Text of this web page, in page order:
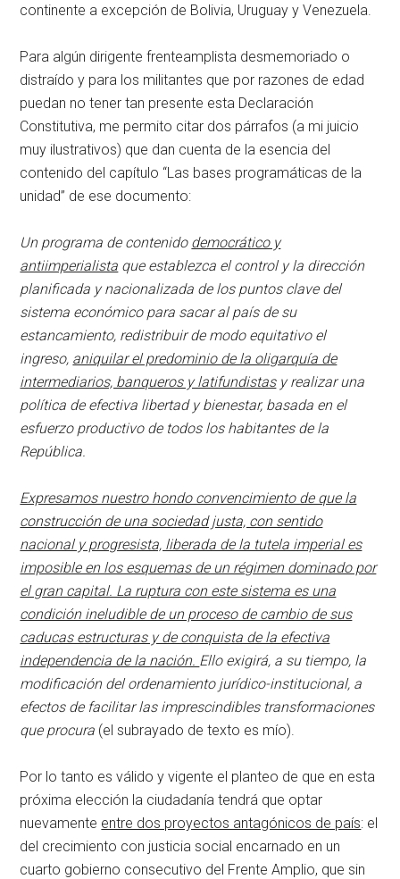
continente a excepción de Bolivia, Uruguay y Venezuela.
Para algún dirigente frenteamplista desmemoriado o
distraído y para los militantes que por razones de edad
puedan no tener tan presente esta Declaración
Constitutiva, me permito citar dos párrafos (a mi juicio
muy ilustrativos) que dan cuenta de la esencia del
contenido del capítulo “Las bases programáticas de la
unidad” de ese documento:
Un programa de contenido democrático y
antiimperialista que establezca el control y la dirección
planificada y nacionalizada de los puntos clave del
sistema económico para sacar al país de su
estancamiento, redistribuir de modo equitativo el
ingreso, aniquilar el predominio de la oligarquía de
intermediarios, banqueros y latifundistasy realizar una
política de efectiva libertad y bienestar, basada en el
esfuerzo productivo de todos los habitantes de la
República.
Expresamos nuestro hondo convencimiento de que la
construcción de una sociedad justa, con sentido
nacional y progresista, liberada de la tutela imperial es
imposible en los esquemas de un régimen dominado por
el gran capital. La ruptura con este sistema es una
condición ineludible de un proceso de cambio de sus
caducas estructuras y de conquista de la efectiva
independencia de la nación. Ello exigirá, a su tiempo, la
modificación del ordenamiento jurídico-institucional, a
efectos de facilitar las imprescindibles transformaciones
que procura (el subrayado de texto es mío).
Por lo tanto es válido y vigente el planteo de que en esta
próxima elección la ciudadanía tendrá que optar
nuevamente entre dos proyectos antagónicos de país: el
del crecimiento con justicia social encarnado en un
cuarto gobierno consecutivo del Frente Amplio, que sin